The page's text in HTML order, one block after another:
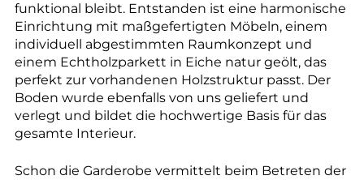
funktional bleibt. Entstanden ist eine harmonische
Einrichtung mit maßgefertigten Möbeln, einem
individuell abgestimmten Raumkonzept und
einem Echtholzparkett in Eiche natur geölt, das
perfekt zur vorhandenen Holzstruktur passt. Der
Boden wurde ebenfalls von uns geliefert und
verlegt und bildet die hochwertige Basis für das
gesamte Interieur.
Schon die Garderobe vermittelt beim Betreten der